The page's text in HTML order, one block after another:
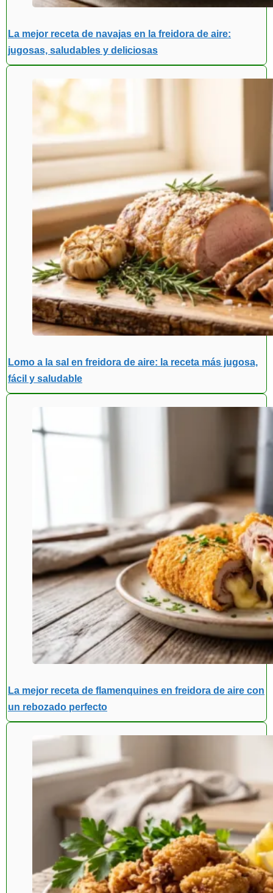
La mejor receta de navajas en la freidora de aire:
jugosas, saludables y deliciosas
Lomo a la sal en freidora de aire: la receta más jugosa,
fácil y saludable
La mejor receta de flamenquines en freidora de aire con
un rebozado perfecto